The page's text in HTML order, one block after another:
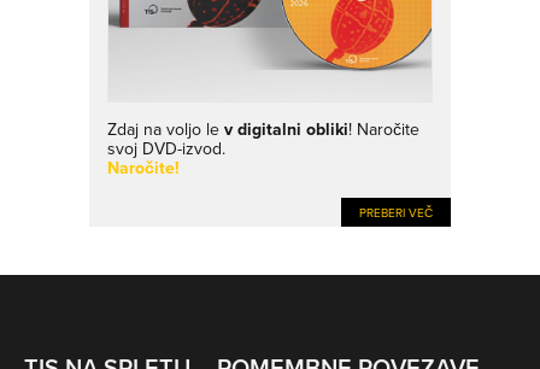
Zdaj na voljo le v digitalni obliki! Naročite
svoj DVD-izvod.
Naročite!
PREBERI VEČ